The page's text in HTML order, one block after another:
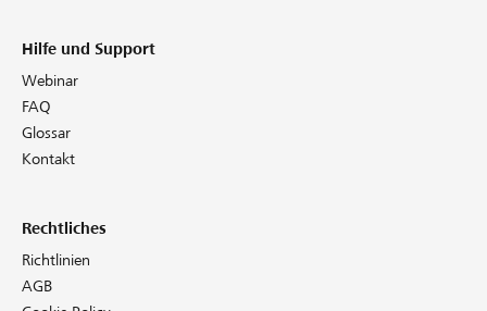
Hilfe und Support
Webinar
FAQ
Glossar
Kontakt
Rechtliches
Richtlinien
AGB